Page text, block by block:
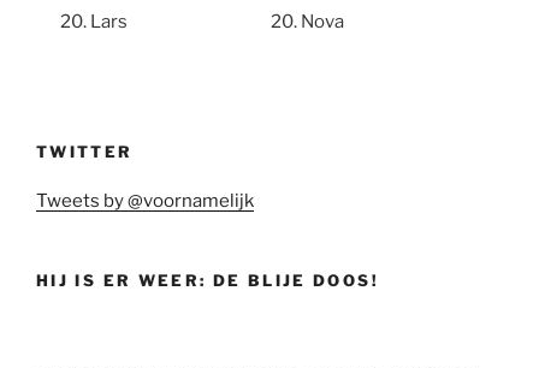
Lars Nova
TWITTER
Tweets by @voornamelijk
HIJ IS ER WEER: DE BLIJE DOOS!